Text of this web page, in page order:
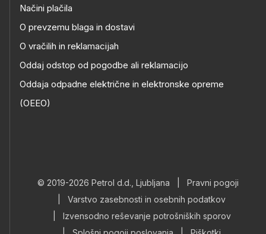
Načini plačila
O prevzemu blaga in dostavi
O vračilih in reklamacijah
Oddaj odstop od pogodbe ali reklamacijo
Oddaja odpadne električne in elektronske opreme
(OEEO)
© 2019-2026 Petrol d.d., Ljubljana
Pravni pogoji
Varstvo zasebnosti in osebnih podatkov
Izvensodno reševanje potrošniških sporov